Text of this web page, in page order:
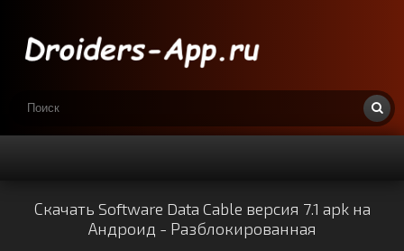
Скачать Software Data Cable версия 7.1 apk на
Андроид - Разблокированная